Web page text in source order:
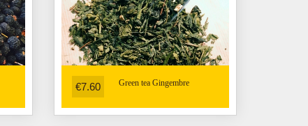
€7.60 Green tea Gingembre